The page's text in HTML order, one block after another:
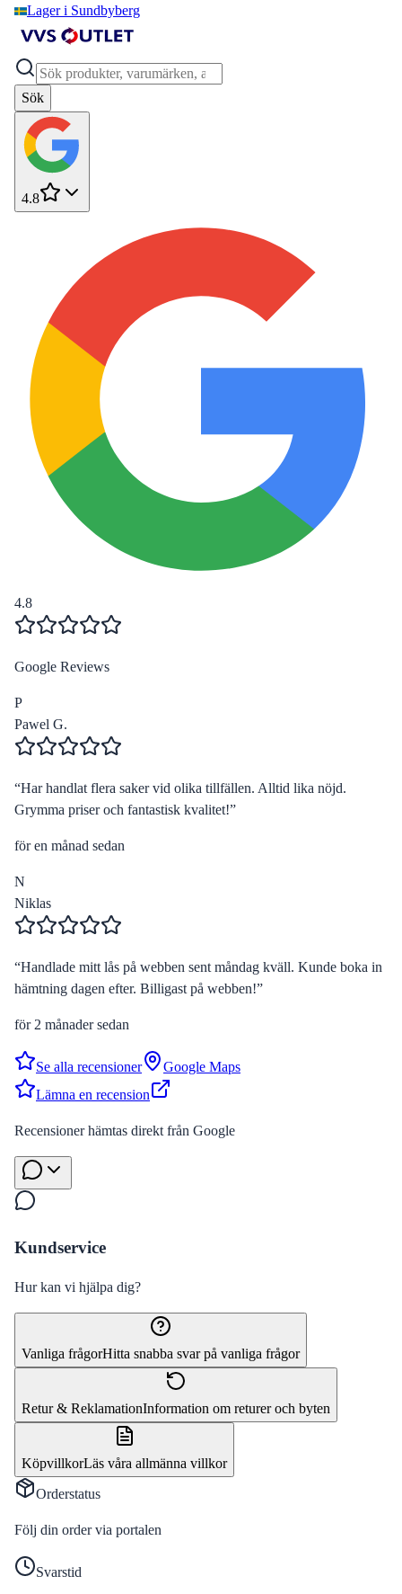
Lager i Sundbyberg
Sök
4.8
4.8
Google Reviews
P
Pawel G.
“Har handlat flera saker vid olika tillfällen. Alltid lika nöjd.
Grymma priser och fantastisk kvalitet!”
för en månad sedan
N
Niklas
“Handlade mitt lås på webben sent måndag kväll. Kunde boka in
hämtning dagen efter. Billigast på webben!”
för 2 månader sedan
Se alla recensioner
Google Maps
Lämna en recension
Recensioner hämtas direkt från Google
Kundservice
Hur kan vi hjälpa dig?
Vanliga frågorHitta snabba svar på vanliga frågor
Retur & ReklamationInformation om returer och byten
KöpvillkorLäs våra allmänna villkor
Orderstatus
Följ din order via portalen
Svarstid